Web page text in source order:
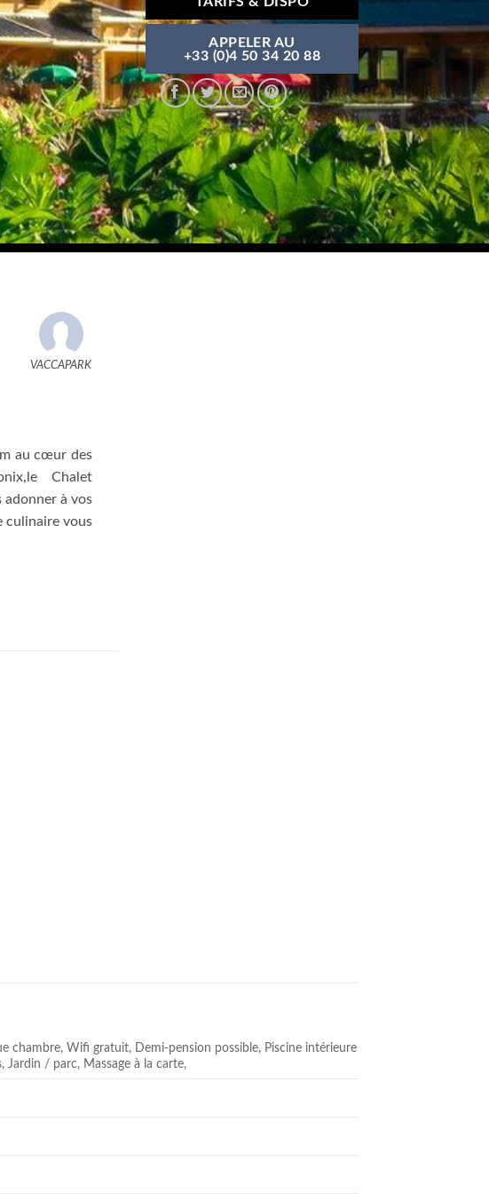
VACCAPARK
m au cœur des
Chalet
adonner à vos
culinaire vous
APPELER AU
+33 (0)4 50 34 20 88
chambre, Wifi gratuit, Demi-pension possible, Piscine intérieure
Jardin / parc, Massage à la carte,